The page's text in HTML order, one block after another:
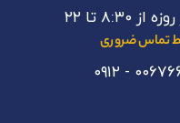
از ۸:۳۰ تا ۲۲
تماس ضروری